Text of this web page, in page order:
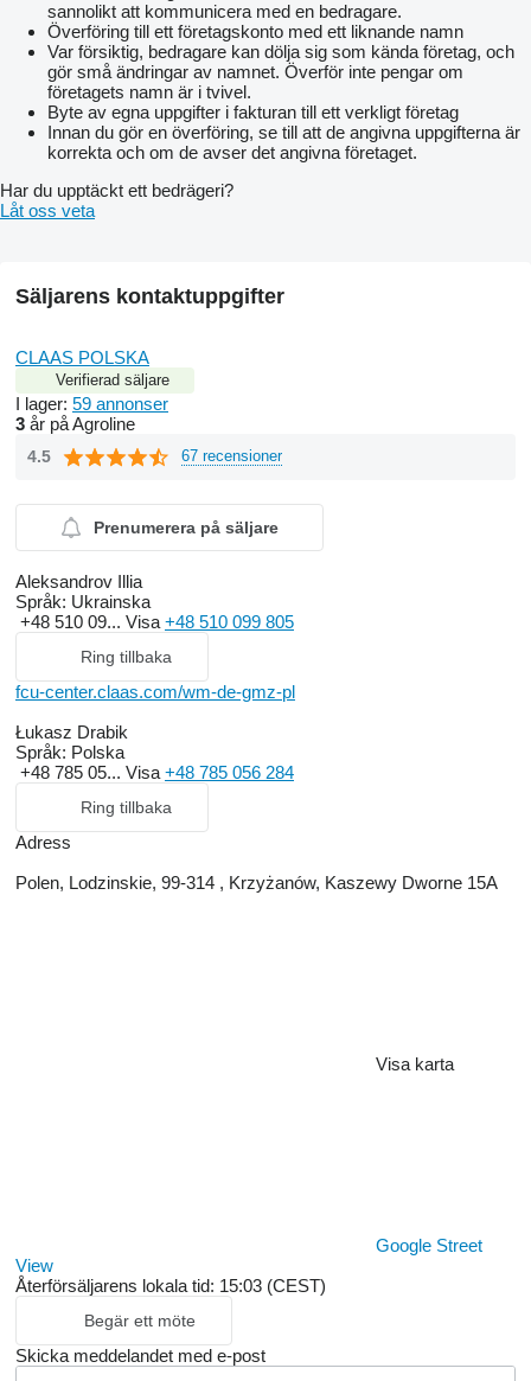
sannolikt att kommunicera med en bedragare.
Överföring till ett företagskonto med ett liknande namn
Var försiktig, bedragare kan dölja sig som kända företag, och
gör små ändringar av namnet. Överför inte pengar om
företagets namn är i tvivel.
Byte av egna uppgifter i fakturan till ett verkligt företag
Innan du gör en överföring, se till att de angivna uppgifterna är
korrekta och om de avser det angivna företaget.
Har du upptäckt ett bedrägeri?
Låt oss veta
Säljarens kontaktuppgifter
CLAAS POLSKA
Verifierad säljare
I lager: 59 annonser
3 år på Agroline
4.5 67 recensioner
Prenumerera på säljare
Aleksandrov Illia
Språk: Ukrainska
+48 510 09... Visa +48 510 099 805
Ring tillbaka
fcu-center.claas.com/wm-de-gmz-pl
Łukasz Drabik
Språk: Polska
+48 785 05... Visa +48 785 056 284
Ring tillbaka
Adress
Polen, Lodzinskie, 99-314 , Krzyżanów, Kaszewy Dworne 15A
Visa karta
Google Street
View
Återförsäljarens lokala tid: 15:03 (CEST)
Begär ett möte
Skicka meddelandet med e-post